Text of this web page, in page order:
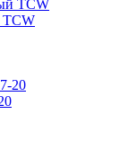
TCW